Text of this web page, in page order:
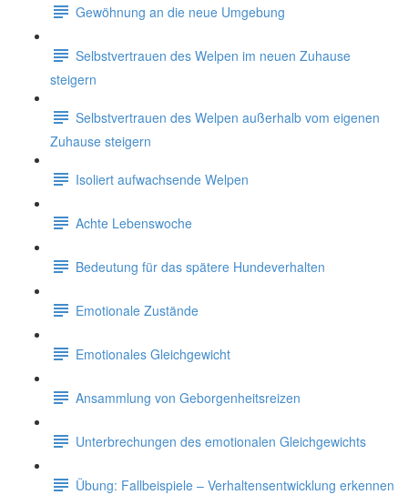
Gewöhnung an die neue Umgebung
Selbstvertrauen des Welpen im neuen Zuhause
steigern
Selbstvertrauen des Welpen außerhalb vom eigenen
Zuhause steigern
Isoliert aufwachsende Welpen
Achte Lebenswoche
Bedeutung für das spätere Hundeverhalten
Emotionale Zustände
Emotionales Gleichgewicht
Ansammlung von Geborgenheitsreizen
Unterbrechungen des emotionalen Gleichgewichts
Übung: Fallbeispiele – Verhaltensentwicklung erkennen